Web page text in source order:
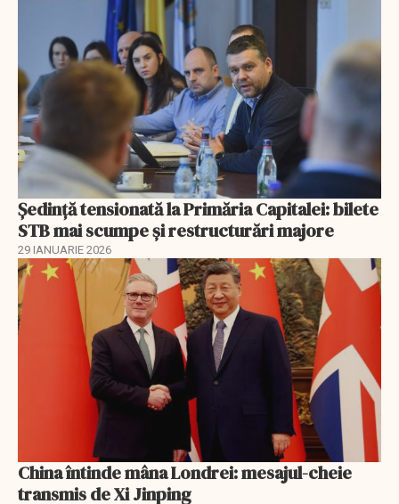
Ședință tensionată la Primăria Capitalei: bilete
STB mai scumpe și restructurări majore
29 IANUARIE 2026
China întinde mâna Londrei: mesajul-cheie
transmis de Xi Jinping